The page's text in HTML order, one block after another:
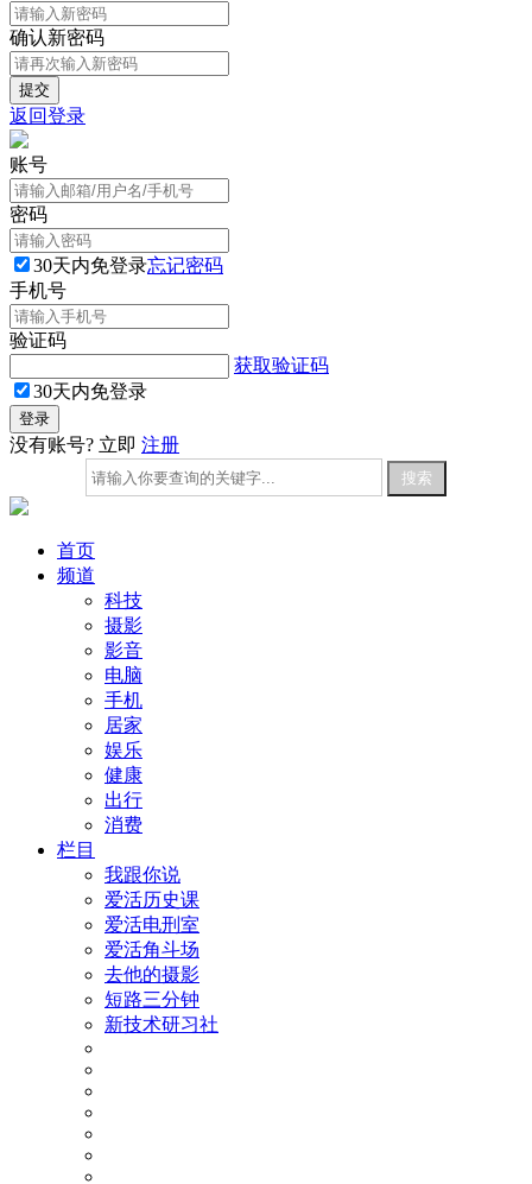
确认新密码
返回登录
账号
密码
30天内免登录忘记密码
手机号
验证码
获取验证码
30天内免登录
没有账号? 立即 注册
首页
频道
科技
摄影
影音
电脑
手机
居家
娱乐
健康
出行
消费
栏目
我跟你说
爱活历史课
爱活电刑室
爱活角斗场
去他的摄影
短路三分钟
新技术研习社